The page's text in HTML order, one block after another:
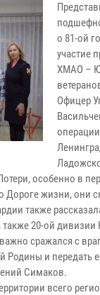
о 81-ой
участие
ХМАО –
Офицер
особенно в
Дороге жизни, они
также
20-ой дивизии
сражался с
Родины и
Симаков.
всего